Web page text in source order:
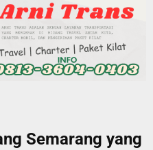
Semarang yang